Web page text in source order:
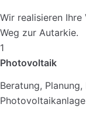
Wir realisieren
Weg zur Autarkie.
1
Photovoltaik
Beratung,